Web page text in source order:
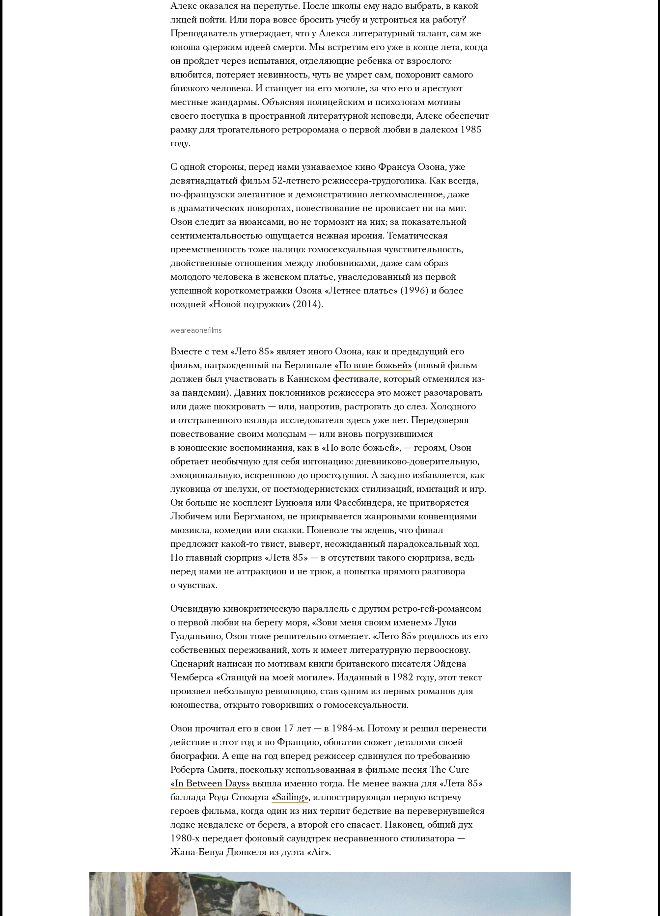
Алекс оказался на перепутье. После школы ему надо выбрать, в какой
лицей пойти. Или пора вовсе бросить учебу и устроиться на работу?
Преподаватель утверждает, что у Алекса литературный талант, сам же
юноша одержим идеей смерти. Мы встретим его уже в конце лета, когда
он пройдет через испытания, отделяющие ребенка от взрослого:
влюбится, потеряет невинность, чуть не умрет сам, похоронит самого
близкого человека. И станцует на его могиле, за что его и арестуют
местные жандармы. Объясняя полицейским и психологам мотивы
своего поступка в пространной литературной исповеди, Алекс обеспечит
рамку для трогательного ретроромана о первой любви в далеком 1985
году.
С одной стороны, перед нами узнаваемое кино Франсуа Озона, уже
девятнадцатый фильм 52-летнего режиссера-трудоголика. Как всегда,
по-французски элегантное и демонстративно легкомысленное, даже
в драматических поворотах, повествование не провисает ни на миг.
Озон следит за нюансами, но не тормозит на них; за показательной
сентиментальностью ощущается нежная ирония. Тематическая
преемственность тоже налицо: гомосексуальная чувствительность,
двойственные отношения между любовниками, даже сам образ
молодого человека в женском платье, унаследованный из первой
успешной короткометражки Озона «Летнее платье» (1996) и более
поздней «Новой подружки» (2014).
weareaonefilms
Вместе с тем «Лето 85» являет иного Озона, как и предыдущий его
фильм, награжденный на Берлинале «По воле божьей» (новый фильм
должен был участвовать в Каннском фестивале, который отменился из-
за пандемии). Давних поклонников режиссера это может разочаровать
или даже шокировать — или, напротив, растрогать до слез. Холодного
и отстраненного взгляда исследователя здесь уже нет. Передоверяя
повествование своим молодым — или вновь погрузившимся
в юношеские воспоминания, как в «По воле божьей», — героям, Озон
обретает необычную для себя интонацию: дневниково-доверительную,
эмоциональную, искреннюю до простодушия. А заодно избавляется, как
луковица от шелухи, от постмодернистских стилизаций, имитаций и игр.
Он больше не косплеит Бунюэля или Фассбиндера, не притворяется
Любичем или Бергманом, не прикрывается жанровыми конвенциями
мюзикла, комедии или сказки. Поневоле ты ждешь, что финал
предложит какой-то твист, выверт, неожиданный парадоксальный ход.
Но главный сюрприз «Лета 85» — в отсутствии такого сюрприза, ведь
перед нами не аттракцион и не трюк, а попытка прямого разговора
о чувствах.
Очевидную кинокритическую параллель с другим ретро-гей-романсом
о первой любви на берегу моря, «Зови меня своим именем» Луки
Гуаданьино, Озон тоже решительно отметает. «Лето 85» родилось из его
собственных переживаний, хоть и имеет литературную первооснову.
Сценарий написан по мотивам книги британского писателя Эйдена
Чемберса «Станцуй на моей могиле». Изданный в 1982 году, этот текст
произвел небольшую революцию, став одним из первых романов для
юношества, открыто говоривших о гомосексуальности.
Озон прочитал его в свои 17 лет — в 1984-м. Потому и решил перенести
действие в этот год и во Францию, обогатив сюжет деталями своей
биографии. А еще на год вперед режиссер сдвинулся по требованию
Роберта Смита, поскольку использованная в фильме песня The Cure
«In Between Days» вышла именно тогда. Не менее важна для «Лета 85»
баллада Рода Стюарта «Sailing», иллюстрирующая первую встречу
героев фильма, когда один из них терпит бедствие на перевернувшейся
лодке невдалеке от берега, а второй его спасает. Наконец, общий дух
1980-х передает фоновый саундтрек несравненного стилизатора —
Жана-Бенуа Дюнкеля из дуэта «Air».